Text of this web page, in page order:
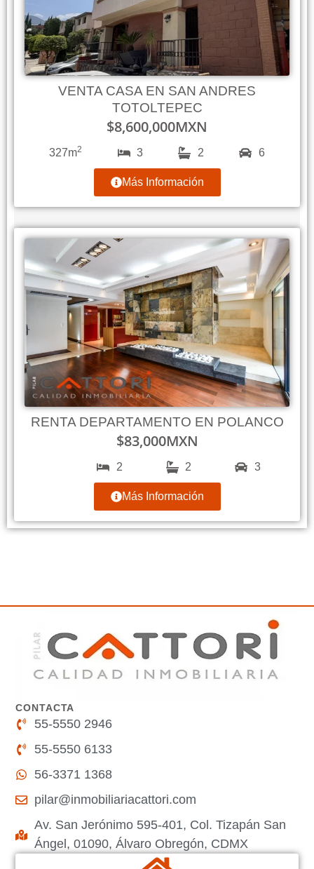
VENTA CASA EN SAN ANDRES
TOTOLTEPEC
$8,600,000MXN
327m2 3 2 6
Más Información
RENTA DEPARTAMENTO EN POLANCO
$83,000MXN
2 2 3
Más Información
CONTACTA
55-5550 2946
55-5550 6133
56-3371 1368
pilar@inmobiliariacattori.com
Av. San Jerónimo 595-401, Col. Tizapán San
Ángel, 01090, Álvaro Obregón, CDMX